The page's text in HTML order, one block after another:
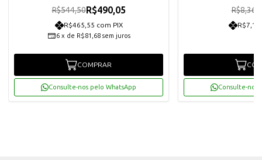
R$544,50R$490,05
R$465,55 com PIX
6 x de R$81,68 sem juros
COMPRAR
Consulte-nos pelo WhatsApp
R$8,36
R$7,14
Consulte-nos